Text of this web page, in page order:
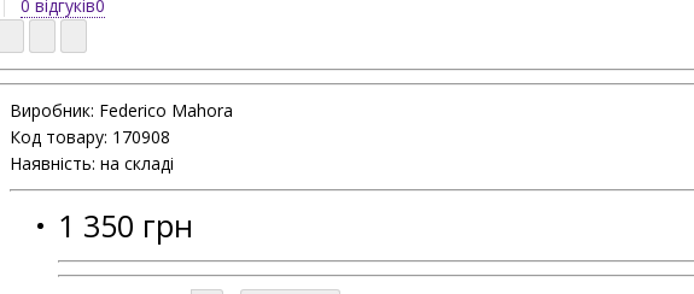
0 відгуків0
Виробник: Federico Mahora
Код товару: 170908
Наявність: на складі
1 350 грн